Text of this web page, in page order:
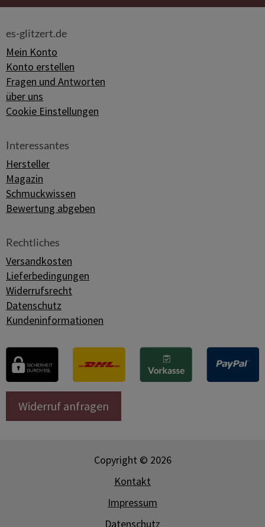
es-glitzert.de
Mein Konto
Konto erstellen
Fragen und Antworten
über uns
Cookie Einstellungen
Interessantes
Hersteller
Magazin
Schmuckwissen
Bewertung abgeben
Rechtliches
Versandkosten
Lieferbedingungen
Widerrufsrecht
Datenschutz
Kundeninformationen
Widerruf anfragen
Copyright © 2026
Kontakt
Impressum
Datenschutz